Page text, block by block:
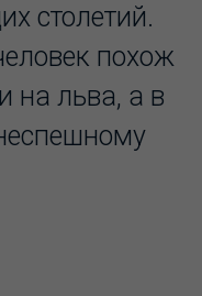
столетий.
похож
на льва, а в